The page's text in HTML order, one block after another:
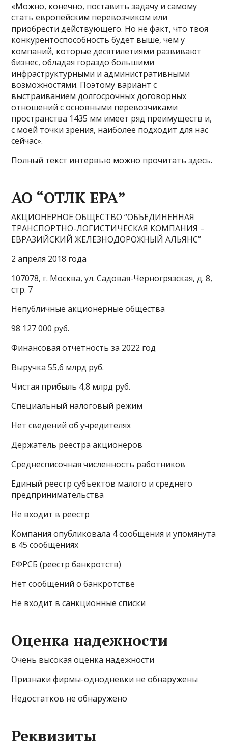
«Можно, конечно, поставить задачу и самому
стать европейским перевозчиком или
приобрести действующего. Но не факт, что твоя
конкурентоспособность будет выше, чем у
компаний, которые десятилетиями развивают
бизнес, обладая гораздо большими
инфраструктурными и административными
возможностями. Поэтому вариант с
выстраиванием долгосрочных договорных
отношений с основными перевозчиками
пространства 1435 мм имеет ряд преимуществ и,
с моей точки зрения, наиболее подходит для нас
сейчас».
Полный текст интервью можно прочитать здесь.
АО “ОТЛК ЕРА”
АКЦИОНЕРНОЕ ОБЩЕСТВО “ОБЪЕДИНЕННАЯ
ТРАНСПОРТНО-ЛОГИСТИЧЕСКАЯ КОМПАНИЯ –
ЕВРАЗИЙСКИЙ ЖЕЛЕЗНОДОРОЖНЫЙ АЛЬЯНС”
2 апреля 2018 года
107078, г. Москва, ул. Садовая-Черногрязская, д. 8,
стр. 7
Непубличные акционерные общества
98 127 000 руб.
Финансовая отчетность за 2022 год
Выручка 55,6 млрд руб.
Чистая прибыль 4,8 млрд руб.
Специальный налоговый режим
Нет сведений об учредителях
Держатель реестра акционеров
Среднесписочная численность работников
Единый реестр субъектов малого и среднего
предпринимательства
Не входит в реестр
Компания опубликовала 4 сообщения и упомянута
в 45 сообщениях
ЕФРСБ (реестр банкротств)
Нет сообщений о банкротстве
Не входит в санкционные списки
Оценка надежности
Очень высокая оценка надежности
Признаки фирмы-однодневки не обнаружены
Недостатков не обнаружено
Реквизиты